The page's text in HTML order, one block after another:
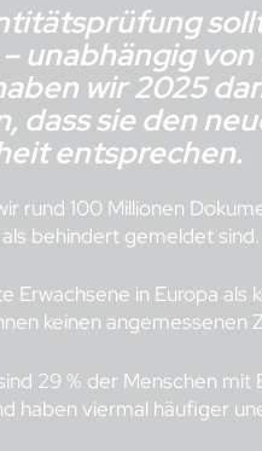
unabhängig
wir 2025
dass sie den
entsprechen.
rund 100 Millionen
behindert gemeldet sind.
Erwachsene in Europa
keinen
29 % der Menschen
haben viermal häufiger